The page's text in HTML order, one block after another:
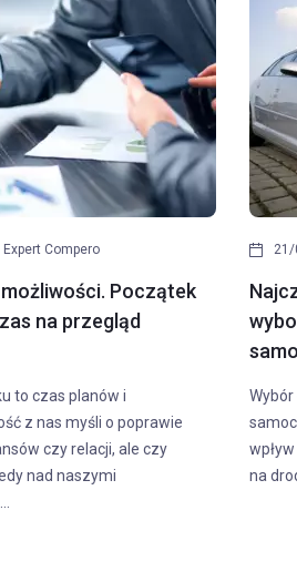
21/12/2022 Anna
Pierwszy samochód - kilka
przy wyborze
Pierwszy samochód i jego zakup
momentem w życiu każdego
wracali do tej chwili przez wiele lat,
wybrać dobre auto, do którego